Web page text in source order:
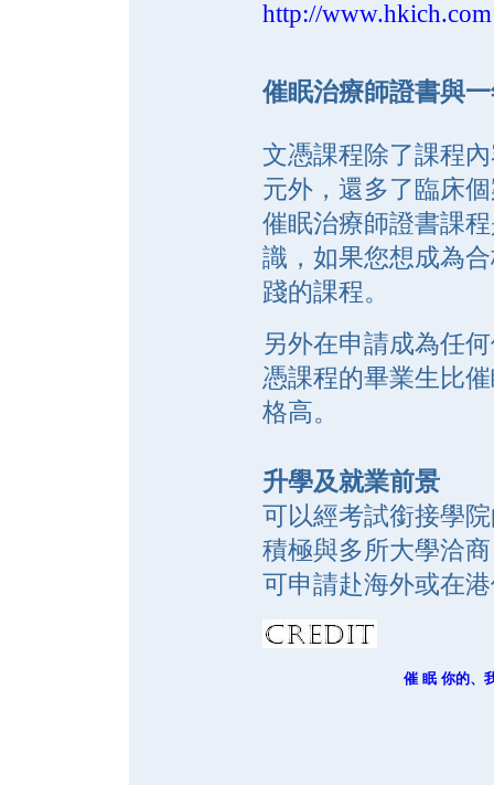
http://www.hkich.com
催眠治療師證書與
文憑課程除了課程
元外，還多了臨床
催眠治療師證書課
識，如果您想成為
踐的課程。
另外在申請成為任
憑課程的畢業生比
格高。
升學及就業前景
可以經考試銜接學
積極與多所大學洽
可申請赴海外或在
催 眠 你的、